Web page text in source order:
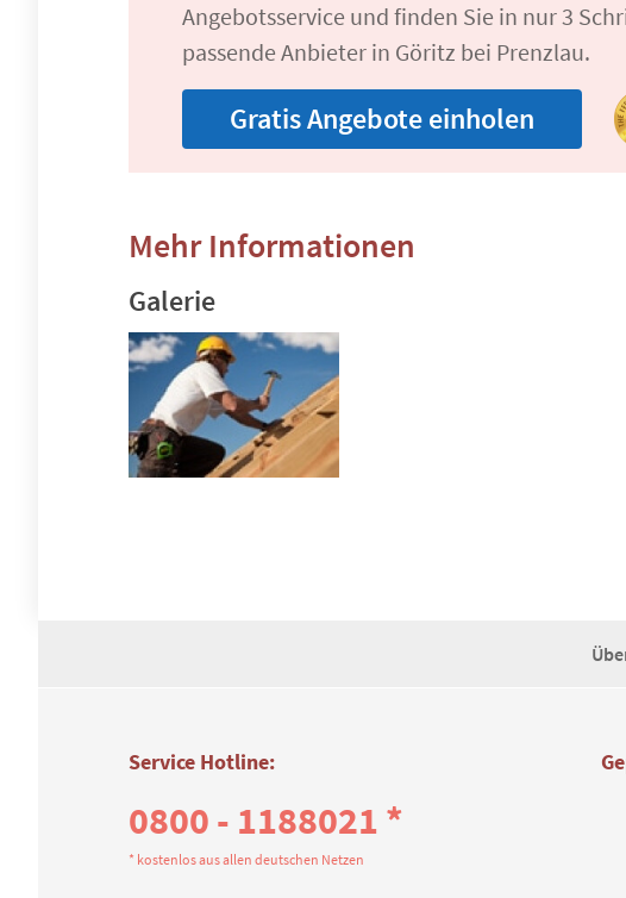
Angebotsservice und finden Sie in nur 3
passende Anbieter in Göritz bei Prenzlau.
Gratis Angebote einholen
Mehr Informationen
Galerie
Service Hotline:
0800 - 1188021 *
* kostenlos aus allen deutschen Netzen